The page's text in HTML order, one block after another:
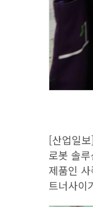
[산업일보]
로봇 솔
제품인
트너사이